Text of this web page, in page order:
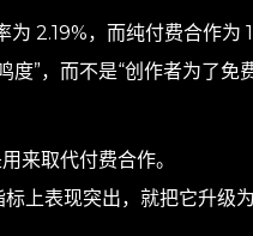
2.19%，而纯付费合作为
”，而不是“创作者为了免
来取代付费合作。
上表现突出，就把它升级